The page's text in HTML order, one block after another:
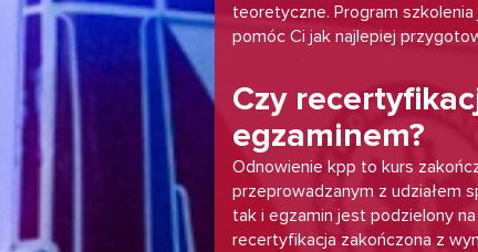
teoretyczne. Program
pomóc Ci jak najlepiej
Czy
egzaminem?
Odnowienie kpp to kurs
przeprowadzanym z udziałem
tak i egzamin jest podzielony
recertyfikacja zakończona z